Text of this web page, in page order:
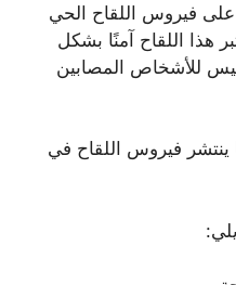
على فيروس اللقاح الحي
هذا اللقاح آمنًا بشكل
للأشخاص المصابين
ينتشر فيروس اللقاح في